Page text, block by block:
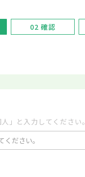
02 確認
」と入力してください。